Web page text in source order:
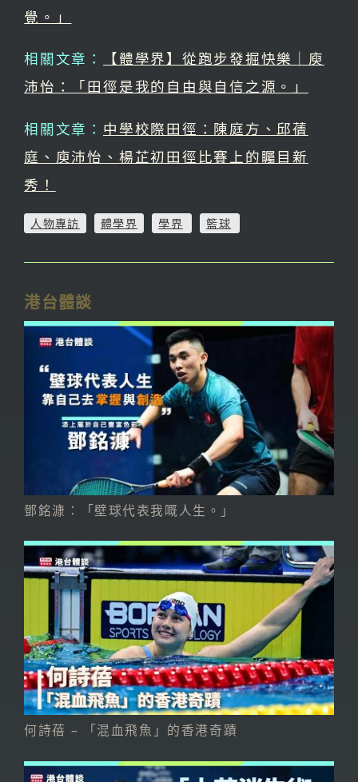
覺。」
相關文章：
【體學界】從跑步發掘快樂｜庾
沛怡：「田徑是我的自由與自信之源。」
相關文章： 中學校際田徑：陳庭方、邱蒨
庭、庾沛怡、楊芷初田徑比賽上的矚目新
秀！
人物專訪 體學界 學界 籃球
港台體談
鄧銘漮：「壁球代表我嘅人生。」
何詩蓓 – 「混血飛魚」的香港奇蹟